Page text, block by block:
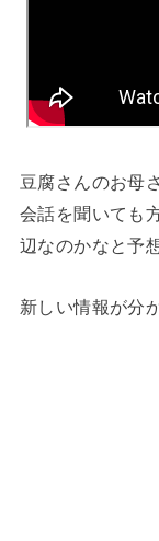
豆腐さんのお母
会話を聞いても
辺なのかなと予
新しい情報が分